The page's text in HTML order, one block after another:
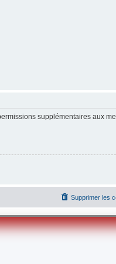
supplémentaires aux
Supprimer les